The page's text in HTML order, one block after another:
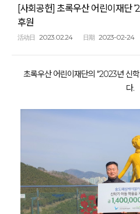
[사회공헌] 초록우산 어린이재단
후원
活动日 2023.02.24 日期 2023-02-24
초록우산 어린이재단의 "2023년 신
다.